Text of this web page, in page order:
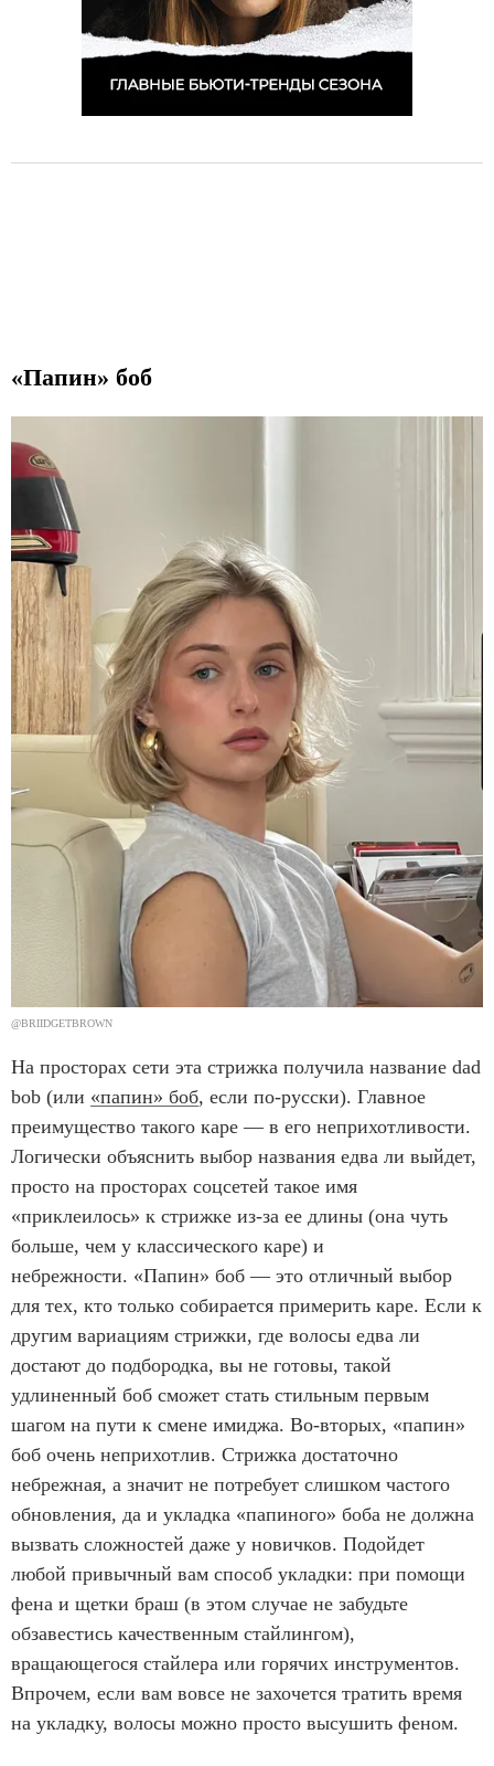
«Папин» боб
@BRIIDGETBROWN
На просторах сети эта стрижка получила название dad
bob (или «папин» боб, если по-русски). Главное
преимущество такого каре — в его неприхотливости.
Логически объяснить выбор названия едва ли выйдет,
просто на просторах соцсетей такое имя
«приклеилось» к стрижке из-за ее длины (она чуть
больше, чем у классического каре) и
небрежности. «Папин» боб — это отличный выбор
для тех, кто только собирается примерить каре. Если к
другим вариациям стрижки, где волосы едва ли
достают до подбородка, вы не готовы, такой
удлиненный боб сможет стать стильным первым
шагом на пути к смене имиджа. Во-вторых, «папин»
боб очень неприхотлив. Стрижка достаточно
небрежная, а значит не потребует слишком частого
обновления, да и укладка «папиного» боба не должна
вызвать сложностей даже у новичков. Подойдет
любой привычный вам способ укладки: при помощи
фена и щетки браш (в этом случае не забудьте
обзавестись качественным стайлингом),
вращающегося стайлера или горячих инструментов.
Впрочем, если вам вовсе не захочется тратить время
на укладку, волосы можно просто высушить феном.